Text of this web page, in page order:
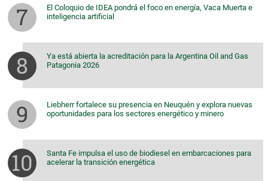
El Coloquio de IDEA pondrá el foco en energía, Vaca Muerta e
inteligencia artificial
Ya está abierta la acreditación para la Argentina Oil and Gas
Patagonia 2026
Liebherr fortalece su presencia en Neuquén y explora nuevas
oportunidades para los sectores energético y minero
Santa Fe impulsa el uso de biodiesel en embarcaciones para
acelerar la transición energética